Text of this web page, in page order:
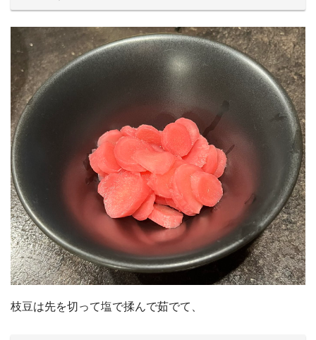
枝豆は先を切って塩で揉んで茹でて、